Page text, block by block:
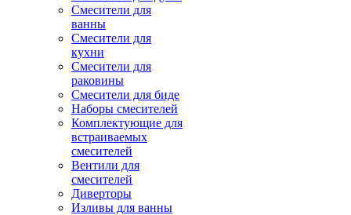
Смесители для
ванны
Смесители для
кухни
Смесители для
раковины
Смесители для биде
Наборы смесителей
Комплектующие для
встраиваемых
смесителей
Вентили для
смесителей
Диверторы
Изливы для ванны